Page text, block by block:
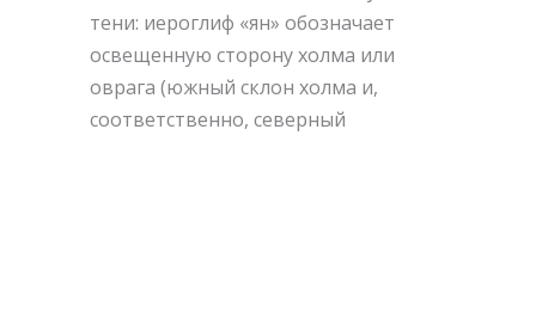
тени: иероглиф «ян» обозначает
освещенную сторону холма или
оврага (южный склон холма и,
соответственно, северный